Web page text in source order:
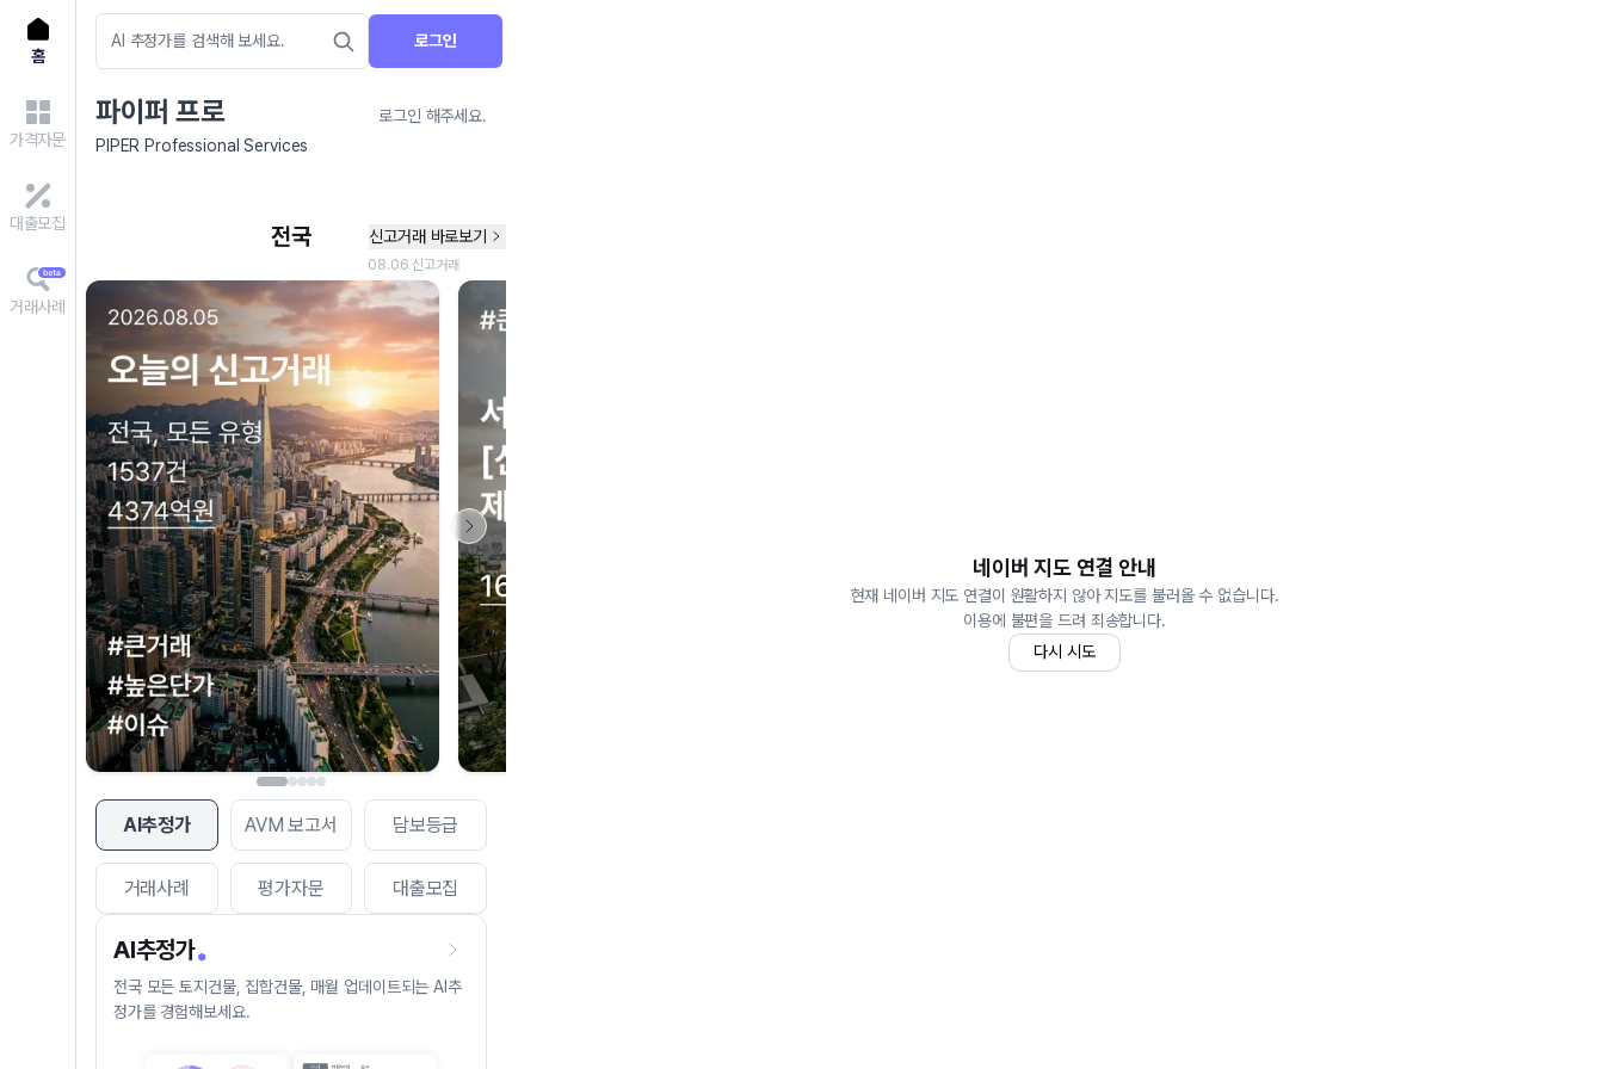
홈
가격자문
대출모집
거래사례
로그인
파이퍼 프로
로그인 해주세요.
PIPER Professional Services
AI추정가 AVM 보고서 담보등급
거래사례 평가자문 대출모집
AI추정가
전국 모든 토지건물, 집합건물, 매월 업데이트되는 AI추
정가를 경험해보세요.
네이버 지도 연결 안내
현재 네이버 지도 연결이 원활하지 않아 지도를 불러올 수 없습니다.
이용에 불편을 드려 죄송합니다.
다시 시도